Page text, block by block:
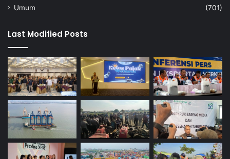
Umum
(701)
Last Modified Posts